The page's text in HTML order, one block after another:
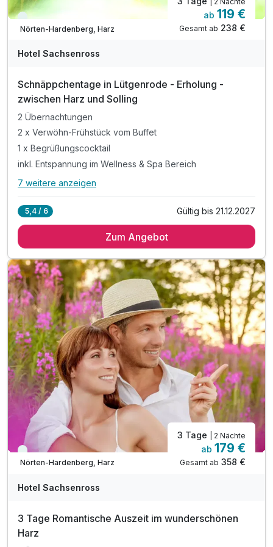
Viele Termine frei
Nörten-Hardenberg, Harz
ab 119 €
Gesamt ab 238 €
Hotel Sachsenross
Schnäppchentage in Lütgenrode - Erholung -
zwischen Harz und Solling
2 Übernachtungen
2 x Verwöhn-Frühstück vom Buffet
1 x Begrüßungscocktail
inkl. Entspannung im Wellness & Spa Bereich
Alle Inklusivleistungen
2 x Verwöhn-Frühstück vom Buffet
inkl. Entspannung im Wellness & Spa Bereich
inkl. Finnische Sauna 90°& Bio Sauna 60°
inkl. Eisbrunnen & Rainshower Duschen
inkl. Infrarot Kabine
inkl. Slipper & Leihbademantel
inkl. Parkplatz
inkl. W-LAN
Familienzeit o. Zeit zu zweit- alles ist möglich!
7 weitere anzeigen
5,4 / 6 Gültig bis 21.12.2027
Zum Angebot
Viele Termine frei
Nörten-Hardenberg, Harz
3 Tage | 2 Nächte
ab 179 €
Gesamt ab 358 €
Hotel Sachsenross
3 Tage Romantische Auszeit im wunderschönen
Harz